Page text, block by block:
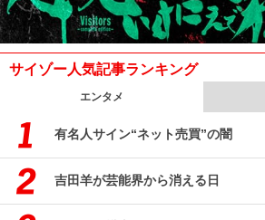
サイゾー人気記事ランキング
エンタメ
有名人サイン“ネット売買”の闇
吉田羊が芸能界から消える日